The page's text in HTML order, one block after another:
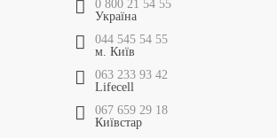
0 800 21 54 55
Україна
044 545 54 55
м. Київ
063 233 93 42
Lifecell
067 659 29 18
Київстар